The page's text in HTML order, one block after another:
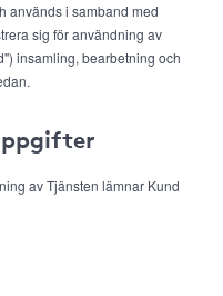
används i samband med
sig för användning av
insamling, bearbetning och
av Tjänsten lämnar Kund